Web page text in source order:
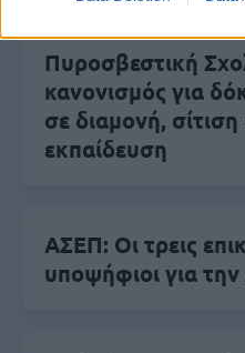
Πυροσβεστική
κανονισμός για
σε διαμονή,
εκπαίδευση
ΑΣΕΠ: Οι τρεις
υποψήφιοι για